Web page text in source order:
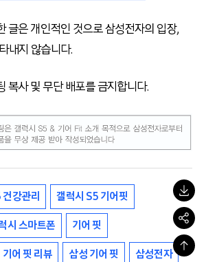
글은 개인적인 것으로 삼성전자의 입장,
내지 않습니다.
복사 및 무단 배포를 금지합니다.
강관리 갤럭시 S5 기어핏
시 스마트폰 기어 핏
기어 핏 리뷰 삼성 기어 핏 삼성전자